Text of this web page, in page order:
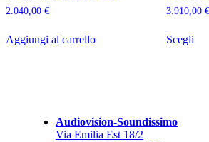
2.040,00 €
Aggiungi al carrello
3.910,00 €
Scegli
Audiovision-Soundissimo
Via Emilia Est 18/2